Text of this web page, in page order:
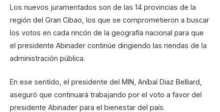
Los nuevos juramentados son de las 14 provincias de la
región del Gran Cibao, los que se comprometieron a buscar
los votos en cada rincón de la geografía nacional para que
el presidente Abinader continúe dirigiendo las riendas de la
administración pública.
En ese sentido, el presidente del MIN, Aníbal Diaz Belliard,
aseguró que continuará trabajando por el voto a favor del
presidente Abinader para el bienestar del país.